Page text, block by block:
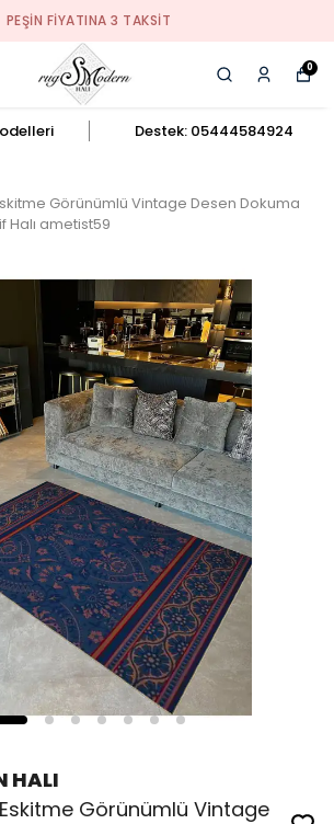
PEŞIN FIYATINA 3 TAKSIT
0
Destek: 05444584924
Görünümlü Vintage Desen Dokuma
Halı ametist59
HALI
Görünümlü Vintage